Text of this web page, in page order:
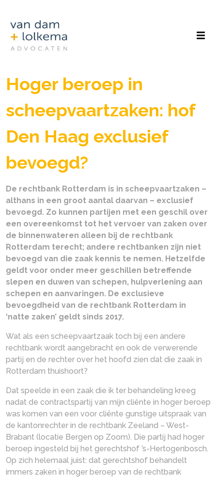
Hoger beroep in
scheepvaartzaken: hof
Den Haag exclusief
bevoegd?
De rechtbank Rotterdam is in scheepvaartzaken –
althans in een groot aantal daarvan – exclusief
bevoegd. Zo kunnen partijen met een geschil over
een overeenkomst tot het vervoer van zaken over
de binnenwateren alleen bij de rechtbank
Rotterdam terecht; andere rechtbanken zijn niet
bevoegd van die zaak kennis te nemen. Hetzelfde
geldt voor onder meer geschillen betreffende
slepen en duwen van schepen, hulpverlening aan
schepen en aanvaringen. De exclusieve
bevoegdheid van de rechtbank Rotterdam in
‘natte zaken’ geldt sinds 2017.
Wat als een scheepvaartzaak toch bij een andere
rechtbank wordt aangebracht en ook de verwerende
partij en de rechter over het hoofd zien dat die zaak in
Rotterdam thuishoort?
Dat speelde in een zaak die ik ter behandeling kreeg
nadat de contractspartij van mijn cliënte in hoger beroep
was komen van een voor cliënte gunstige uitspraak van
de kantonrechter in de rechtbank Zeeland – West-
Brabant (locatie Bergen op Zoom). Die partij had hoger
beroep ingesteld bij het gerechtshof ’s-Hertogenbosch.
Op zich helemaal juist: dat gerechtshof behandelt
immers zaken in hoger beroep van de rechtbank